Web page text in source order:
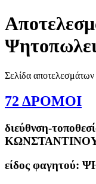
Σελίδα αποτελεσμάτων
72 ΔΡΟΜΟΙ
διεύθνση-
είδος